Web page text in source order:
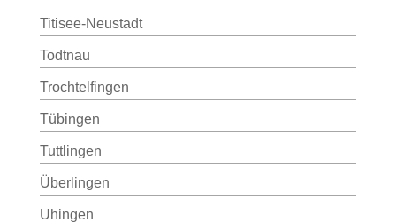
Titisee-Neustadt
Todtnau
Trochtelfingen
Tübingen
Tuttlingen
Überlingen
Uhingen